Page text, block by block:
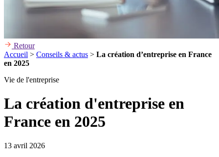
Retour
Accueil > Conseils & actus > La création d’entreprise en France
en 2025
Vie de l'entreprise
La création d'entreprise en
France en 2025
13 avril 2026